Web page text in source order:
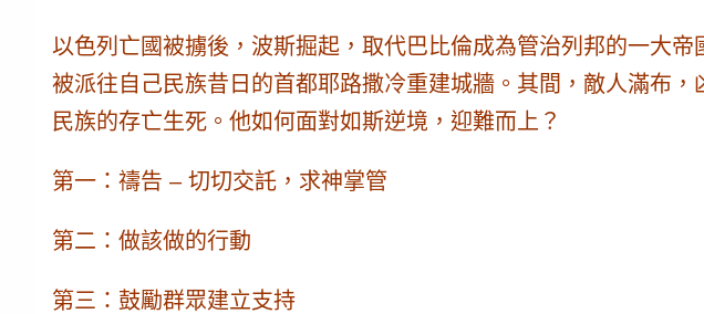
以色列亡國被擄後，波斯掘起，取代巴比倫成為管治列邦的一大
被派往自己民族昔日的首都耶路撒冷重建城牆。其間，敵人滿布，
民族的存亡生死。 他如何面對如斯逆境，迎難而上？
第一：禱告 – 切切交託，求神掌管
第二：做該做的行動
第三：鼓勵群眾建立支持